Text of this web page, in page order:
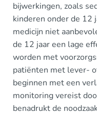
bijwerkingen, zoals
kinderen onder de 12
medicijn niet
de 12 jaar een lage
worden met
patiënten met lever-
beginnen met een
monitoring vereist
benadrukt de